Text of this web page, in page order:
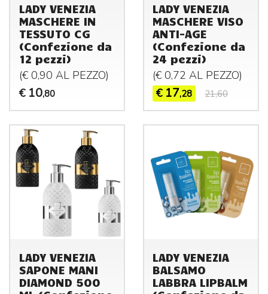
LADY VENEZIA
MASCHERE IN
TESSUTO CG
(Confezione da
12 pezzi)
(€ 0,90 AL PEZZO)
€ 10,80
LADY VENEZIA
MASCHERE VISO
ANTI-AGE
(Confezione da
24 pezzi)
(€ 0,72 AL PEZZO)
€ 17,28 21,60
LADY VENEZIA
SAPONE MANI
DIAMOND 500
LADY VENEZIA
BALSAMO
LABBRA LIPBALM